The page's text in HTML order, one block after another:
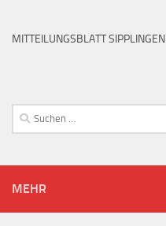
MITTEILUNGSBLATT SIPPLINGEN
Suchen
nach:
MEHR